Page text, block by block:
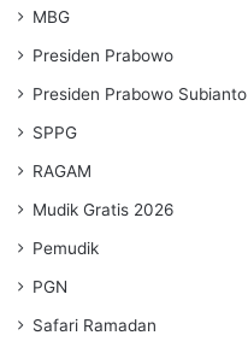
MBG
Presiden Prabowo
Presiden Prabowo Subianto
SPPG
RAGAM
Mudik Gratis 2026
Pemudik
PGN
Safari Ramadan